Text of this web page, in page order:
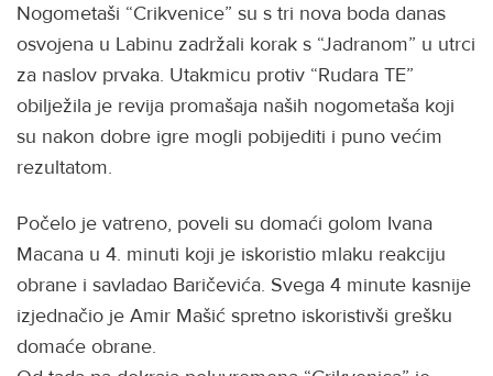
Nogometaši “Crikvenice” su s tri nova boda danas
osvojena u Labinu zadržali korak s “Jadranom” u utrci
za naslov prvaka. Utakmicu protiv “Rudara TE”
obilježila je revija promašaja naših nogometaša koji
su nakon dobre igre mogli pobijediti i puno većim
rezultatom.
Počelo je vatreno, poveli su domaći golom Ivana
Macana u 4. minuti koji je iskoristio mlaku reakciju
obrane i savladao Baričevića. Svega 4 minute kasnije
izjednačio je Amir Mašić spretno iskoristivši grešku
domaće obrane.